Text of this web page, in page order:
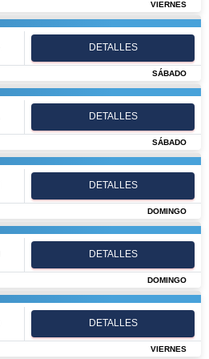
VIERNES
DETALLES
SÁBADO
DETALLES
SÁBADO
DETALLES
DOMINGO
DETALLES
DOMINGO
DETALLES
VIERNES